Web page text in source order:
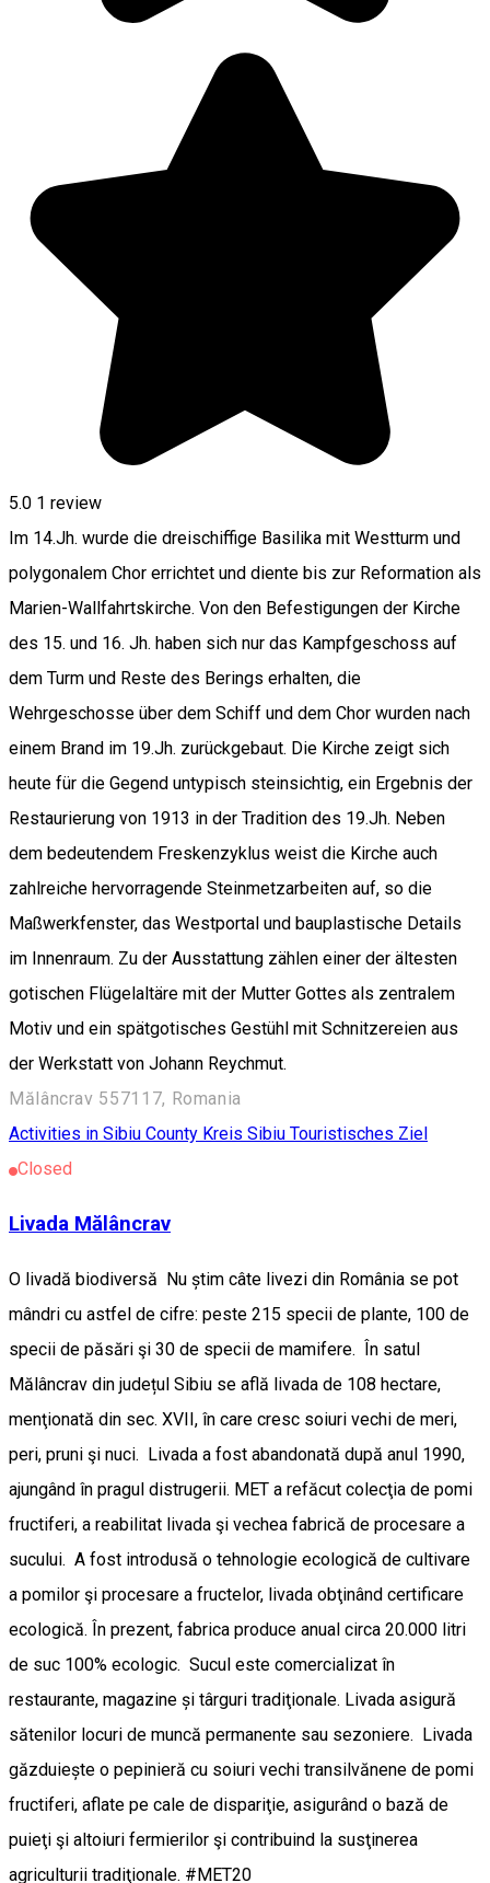
5.0 1 review
Im 14.Jh. wurde die dreischiffige Basilika mit Westturm und
polygonalem Chor errichtet und diente bis zur Reformation als
Marien-Wallfahrtskirche. Von den Befestigungen der Kirche
des 15. und 16. Jh. haben sich nur das Kampfgeschoss auf
dem Turm und Reste des Berings erhalten, die
Wehrgeschosse über dem Schiff und dem Chor wurden nach
einem Brand im 19.Jh. zurückgebaut. Die Kirche zeigt sich
heute für die Gegend untypisch steinsichtig, ein Ergebnis der
Restaurierung von 1913 in der Tradition des 19.Jh. Neben
dem bedeutendem Freskenzyklus weist die Kirche auch
zahlreiche hervorragende Steinmetzarbeiten auf, so die
Maßwerkfenster, das Westportal und bauplastische Details
im Innenraum. Zu der Ausstattung zählen einer der ältesten
gotischen Flügelaltäre mit der Mutter Gottes als zentralem
Motiv und ein spätgotisches Gestühl mit Schnitzereien aus
der Werkstatt von Johann Reychmut.
Mălâncrav 557117, Romania
Activities in Sibiu County Kreis Sibiu Touristisches Ziel
Closed
Livada Mălâncrav
O livadă biodiversă Nu știm câte livezi din România se pot
mândri cu astfel de cifre: peste 215 specii de plante, 100 de
specii de păsări şi 30 de specii de mamifere. În satul
Mălâncrav din județul Sibiu se află livada de 108 hectare,
menţionată din sec. XVII, în care cresc soiuri vechi de meri,
peri, pruni şi nuci. Livada a fost abandonată după anul 1990,
ajungând în pragul distrugerii. MET a refăcut colecţia de pomi
fructiferi, a reabilitat livada şi vechea fabrică de procesare a
sucului. A fost introdusă o tehnologie ecologică de cultivare
a pomilor şi procesare a fructelor, livada obţinând certificare
ecologică. În prezent, fabrica produce anual circa 20.000 litri
de suc 100% ecologic. Sucul este comercializat în
restaurante, magazine și târguri tradiţionale. Livada asigură
sătenilor locuri de muncă permanente sau sezoniere. Livada
găzduiește o pepinieră cu soiuri vechi transilvănene de pomi
fructiferi, aflate pe cale de dispariţie, asigurând o bază de
puieţi şi altoiuri fermierilor şi contribuind la susţinerea
agriculturii tradiţionale. #MET20